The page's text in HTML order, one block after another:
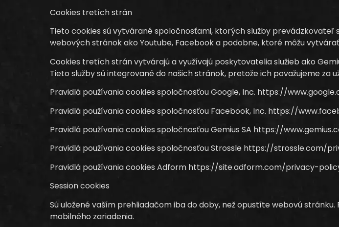
Cookies tretích strán
Tieto cookies sú vytvárané spoločnosťami, ktorých služby
webových stránok ako Youtube, Facebook a podobne, ktoré môžu
Cookies tretích strán vytvárajú a využívajú poskytovatelia služieb ako
Tieto služby sú integrované do našich stránok, pretože ich považujeme za
Pravidlá používania cookies spoločnosťou Google, Inc. https://
Pravidlá používania cookies spoločnosťou Facebook, Inc. https://
Pravidlá používania cookies spoločnosťou Gemius SA https://
Pravidlá používania cookies spoločnosťou Strossle https://strossle.com/
Pravidlá používania cookies Adform https://site.adform.com/privacy-
Session cookies
Sú uložené vaším prehliadačom iba do doby, než opustíte webovú
mobilného zariadenia.